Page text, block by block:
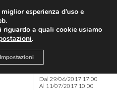
Dal 29/06/2017 17:00
Al 11/07/2017 10:00
esperienza d'uso e
a quali cookie usiamo
.
Impostazioni